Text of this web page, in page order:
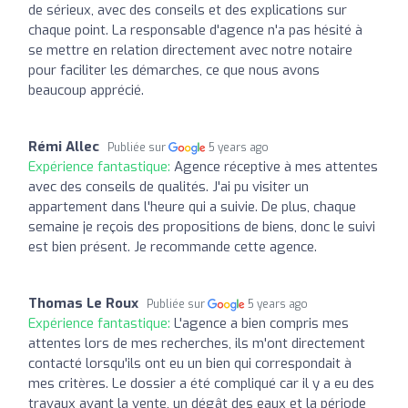
de sérieux, avec des conseils et des explications sur
chaque point. La responsable d'agence n'a pas hésité à
se mettre en relation directement avec notre notaire
pour faciliter les démarches, ce que nous avons
beaucoup apprécié.
Rémi Allec Publiée sur 5 years ago
Expérience fantastique: Agence réceptive à mes attentes
avec des conseils de qualités. J'ai pu visiter un
appartement dans l'heure qui a suivie. De plus, chaque
semaine je reçois des propositions de biens, donc le suivi
est bien présent. Je recommande cette agence.
Thomas Le Roux Publiée sur 5 years ago
Expérience fantastique: L'agence a bien compris mes
attentes lors de mes recherches, ils m'ont directement
contacté lorsqu'ils ont eu un bien qui correspondait à
mes critères. Le dossier a été compliqué car il y a eu des
travaux avant la vente, un dégât des eaux et la période